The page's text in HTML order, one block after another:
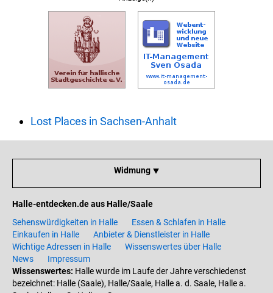
Lost Places in Sachsen-Anhalt
Widmung ⯆
Halle-entdecken.de aus Halle/Saale
Sehenswürdigkeiten in Halle
Essen & Schlafen in Halle
Einkaufen in Halle
Anbieter & Dienstleister in Halle
Wichtige Adressen in Halle
Wissenswertes über Halle
News
Impressum
Wissenswertes: Halle wurde im Laufe der Jahre verschiedenst
bezeichnet: Halle (Saale), Halle/Saale, Halle a. d. Saale, Halle a.